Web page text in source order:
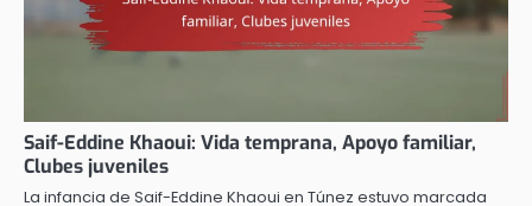
Saif-Eddine Khaoui: Vida temprana, Apoyo familiar,
Clubes juveniles
La infancia de Saif-Eddine Khaoui en Túnez estuvo marcada